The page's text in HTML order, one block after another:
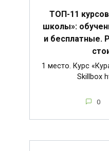
ТОП-11
школы»:
и бесплатные.
1 место. Курс
Skillbox
0